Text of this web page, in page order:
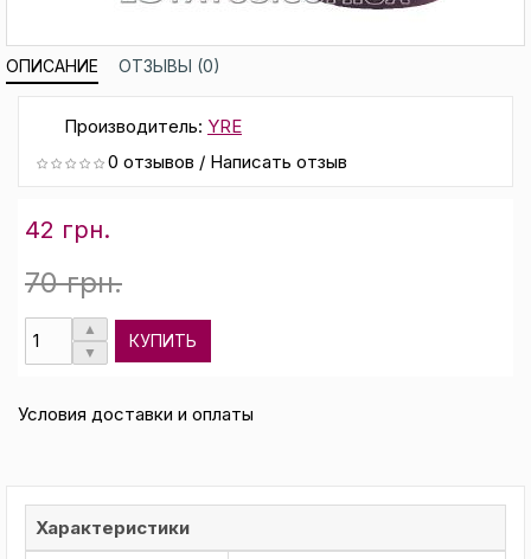
ОПИСАНИЕ ОТЗЫВЫ (0)
Производитель: YRE
0 отзывов / Написать отзыв
42 грн.
70 грн.
КУПИТЬ
Условия доставки и оплаты
Характеристики